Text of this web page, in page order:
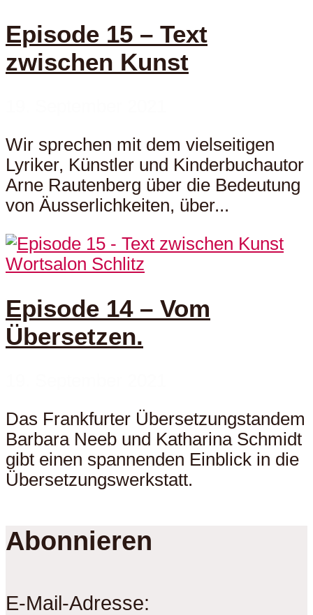
Episode 15 – Text
zwischen Kunst
Wir sprechen mit dem vielseitigen
Lyriker, Künstler und Kinderbuchautor
Arne Rautenberg über die Bedeutung
von Äusserlichkeiten, über...
Wortsalon Schlitz
Episode 14 – Vom
Übersetzen.
Das Frankfurter Übersetzungstandem
Barbara Neeb und Katharina Schmidt
gibt einen spannenden Einblick in die
Übersetzungswerkstatt.
Abonnieren
E-Mail-Adresse: